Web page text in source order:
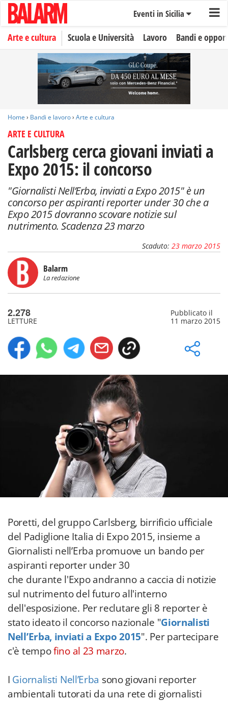
Eventi in Sicilia
Arte e cultura Scuola e Università Lavoro Bandi e
Home › Bandi e lavoro› Arte e cultura
ARTE E CULTURA
Carlsberg cerca giovani inviati a
Expo 2015: il concorso
"Giornalisti Nell’Erba, inviati a Expo 2015" è un
concorso per aspiranti reporter under 30 che a
Expo 2015 dovranno scovare notizie sul
nutrimento. Scadenza 23 marzo
Scaduto: 23 marzo 2015
Balarm
La redazione
2.278
LETTURE
Pubblicato il
11 marzo 2015
Poretti, del gruppo Carlsberg, birrificio ufficiale
del Padiglione Italia di Expo 2015, insieme a
Giornalisti nell’Erba promuove un bando per
aspiranti reporter under 30
che durante l'Expo andranno a caccia di notizie
sul nutrimento del futuro all'interno
dell'esposizione. Per reclutare gli 8 reporter è
stato ideato il concorso nazionale "Giornalisti
Nell’Erba, inviati a Expo 2015". Per partecipare
c'è tempofino al 23 marzo.
I Giornalisti Nell’Erba sono giovani reporter
ambientali tutorati da una rete di giornalisti